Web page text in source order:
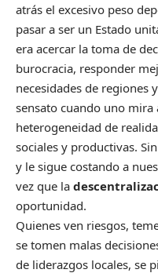
atrás el excesivo peso
pasar a ser un Estado
era acercar la toma de
burocracia, responder
necesidades de regiones
sensato cuando uno
heterogeneidad de
sociales y productivas.
y le sigue costando a
vez que la
oportunidad.
Quienes ven riesgos,
se tomen malas
de liderazgos locales, se